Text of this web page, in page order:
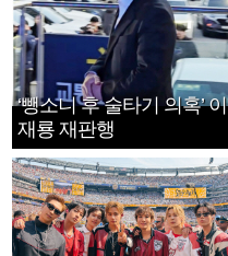
‘뺑소니 후 술타기 의혹’ 이
재룡 재판행